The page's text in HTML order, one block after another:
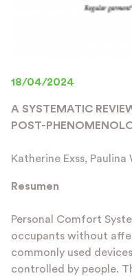
18/04/2024
A SYSTEMATIC
POST-
Katherine Exss,
Resumen
Personal Comfort
occupants without
commonly used
controlled by people.